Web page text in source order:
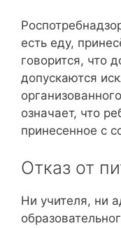
есть еду,
говорится, что
допускаются
означает, что
принесенное с
Отказ от
Ни учителя, ни